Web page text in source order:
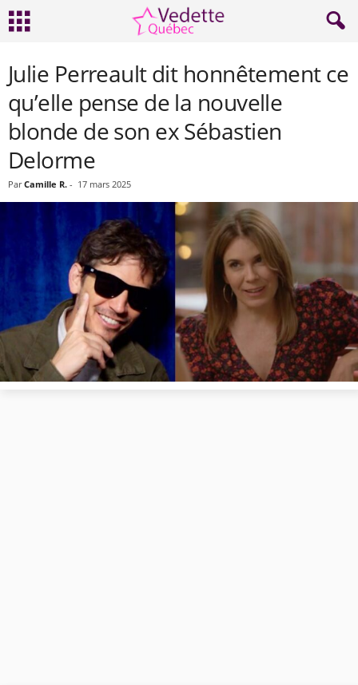
Julie Perreault dit honnêtement ce
qu’elle pense de la nouvelle
blonde de son ex Sébastien
Delorme
Par Camille R. - 17 mars 2025